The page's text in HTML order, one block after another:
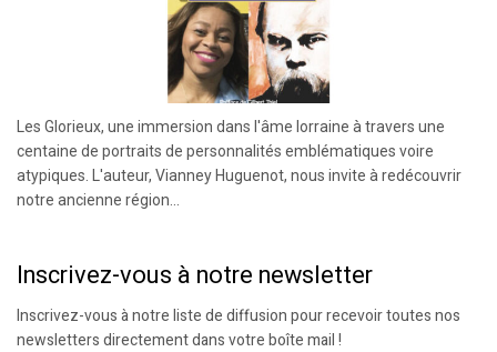
Les Glorieux, une immersion dans l'âme lorraine à travers une
centaine de portraits de personnalités emblématiques voire
atypiques. L'auteur, Vianney Huguenot, nous invite à redécouvrir
notre ancienne région...
Inscrivez-vous à notre newsletter
Inscrivez-vous à notre liste de diffusion pour recevoir toutes nos
newsletters directement dans votre boîte mail !